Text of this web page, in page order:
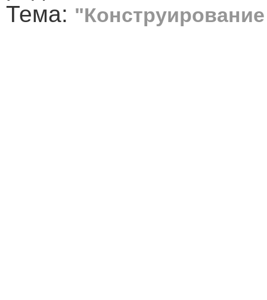
Тема: